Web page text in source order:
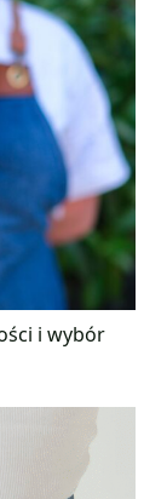
i wybór